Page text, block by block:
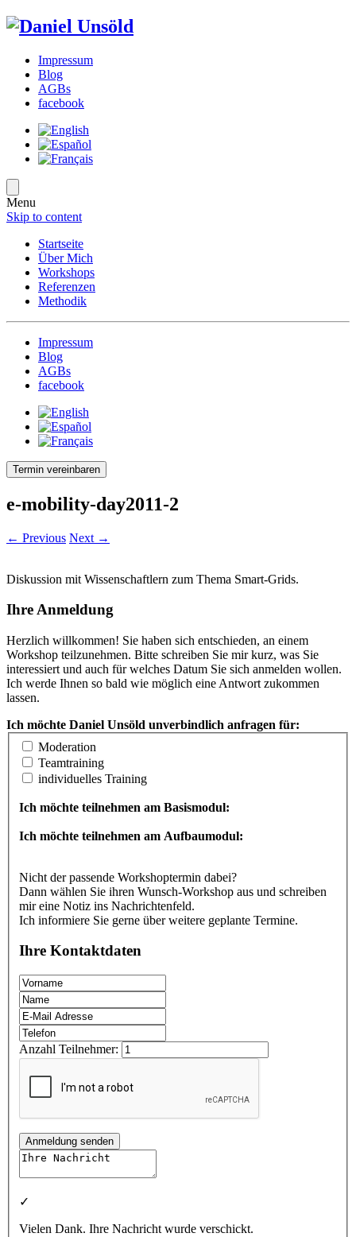
Impressum
Blog
AGBs
facebook
Menu
Skip to content
Startseite
Über Mich
Workshops
Referenzen
Methodik
Impressum
Blog
AGBs
facebook
Termin vereinbaren
e-mobility-day2011-2
← Previous Next →
Diskussion mit Wissenschaftlern zum Thema Smart-Grids.
Ihre Anmeldung
Herzlich willkommen! Sie haben sich entschieden, an einem
Workshop teilzunehmen. Bitte schreiben Sie mir kurz, was Sie
interessiert und auch für welches Datum Sie sich anmelden wollen.
Ich werde Ihnen so bald wie möglich eine Antwort zukommen
lassen.
Ich möchte Daniel Unsöld unverbindlich anfragen für:
Moderation
Teamtraining
individuelles Training
Ich möchte teilnehmen am Basismodul:
Ich möchte teilnehmen am Aufbaumodul:
Nicht der passende Workshoptermin dabei?
Dann wählen Sie ihren Wunsch-Workshop aus und schreiben
mir eine Notiz ins Nachrichtenfeld.
Ich informiere Sie gerne über weitere geplante Termine.
Ihre Kontaktdaten
Anzahl Teilnehmer:
Anmeldung senden
✓
Vielen Dank. Ihre Nachricht wurde verschickt.